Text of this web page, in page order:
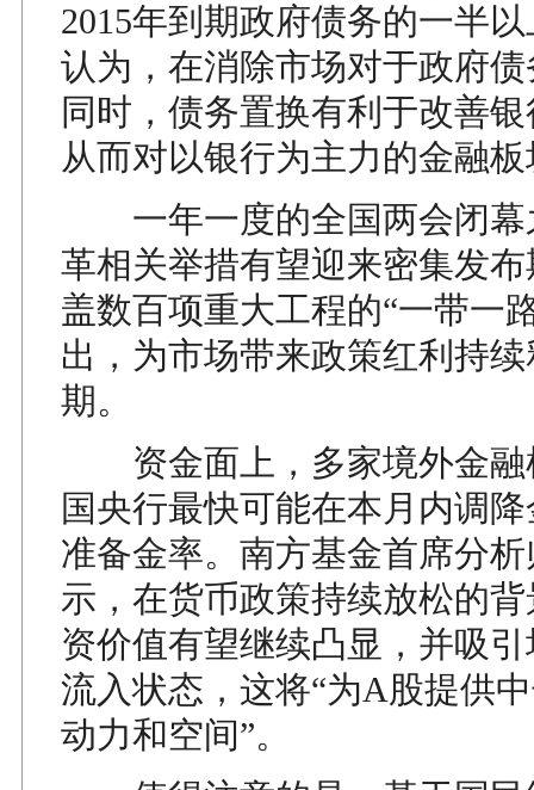
2015年到期政府债务的一半
认为，在消除市场对于政府
同时，债务置换有利于改善
从而对以银行为主力的金融
一年一度的全国两会闭幕
革相关举措有望迎来密集发
盖数百项重大工程的“一带一
出，为市场带来政策红利持
期。
资金面上，多家境外金融
国央行最快可能在本月内调
准备金率。南方基金首席分
示，在货币政策持续放松的
资价值有望继续凸显，并吸
流入状态，这将“为A股提供
动力和空间”。